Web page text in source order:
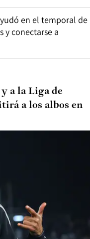
en el temporal de
y conectarse a
a la Liga de
a los albos en